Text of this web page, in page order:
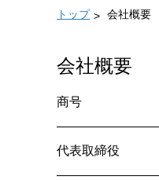
トップ 会社概要
会社概要
商号
代表取締役